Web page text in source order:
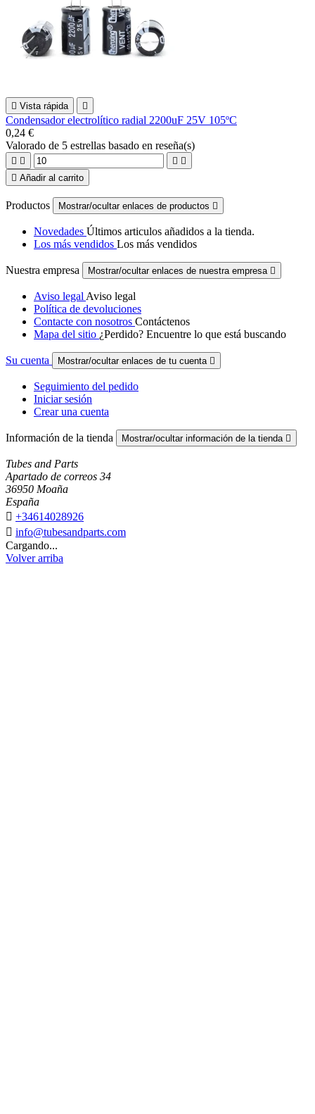
 Vista rápida 
Condensador electrolítico radial 2200uF 25V 105ºC
0,24 €
Valorado de 5 estrellas basado en reseña(s)
   
 Añadir al carrito
Productos Mostrar/ocultar enlaces de productos 
Novedades Últimos articulos añadidos a la tienda.
Los más vendidos Los más vendidos
Nuestra empresa Mostrar/ocultar enlaces de nuestra empresa 
Aviso legal Aviso legal
Política de devoluciones
Contacte con nosotros Contáctenos
Mapa del sitio ¿Perdido? Encuentre lo que está buscando
Su cuenta Mostrar/ocultar enlaces de tu cuenta 
Seguimiento del pedido
Iniciar sesión
Crear una cuenta
Información de la tienda Mostrar/ocultar información de la tienda 
Tubes and Parts
Apartado de correos 34
36950 Moaña
España
 +34614028926
 info@tubesandparts.com
Cargando...
Volver arriba